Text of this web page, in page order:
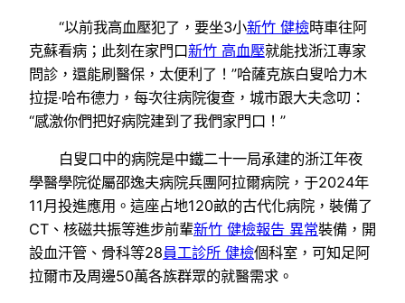
“以前我高血壓犯了，要坐3小新竹 健檢時車往阿
克蘇看病；此刻在家門口新竹 高血壓就能找浙江專家
問診，還能刷醫保，太便利了！”哈薩克族白叟哈力木
拉提·哈布德力，每次往病院復查，城市跟大夫念叨：
“感激你們把好病院建到了我們家門口！”
白叟口中的病院是中鐵二十一局承建的浙江年夜
學醫學院從屬邵逸夫病院兵團阿拉爾病院，于2024年
11月投進應用。這座占地120畝的古代化病院，裝備了
CT、核磁共振等進步前輩新竹 健檢報告 異常裝備，開
設血汗管、骨科等28員工診所 健檢個科室，可知足阿
拉爾市及周邊50萬各族群眾的就醫需求。